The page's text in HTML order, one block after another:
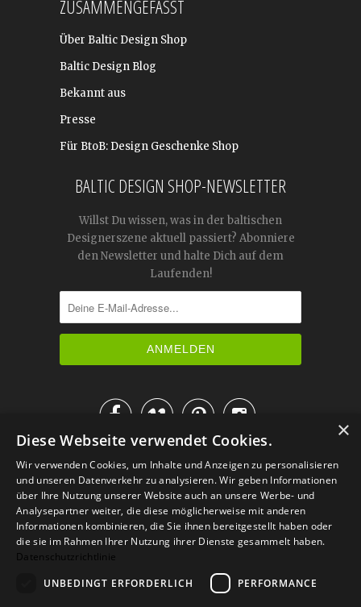
ZUSAMMENGEFASST
Über Baltic Design Shop
Baltic Design Blog
Bekannt aus
Presse
Für BtoB: Design Geschenke Shop
BALTIC DESIGN SHOP-NEWSLETTER
Willst Du wissen, was in der baltischen
Designerszene aktuell passiert? Abonniere
den Newsletter und halte Dich auf dem
Laufenden!

IM KATALOG BLÄTTERN
×
Diese Webseite verwendet Cookies.
Wir verwenden Cookies, um Inhalte und Anzeigen zu personalisieren
und unseren Datenverkehr zu analysieren. Wir geben Informationen
über Ihre Nutzung unserer Website auch an unsere Werbe- und
Analysepartner weiter, die diese möglicherweise mit anderen
Informationen kombinieren, die Sie ihnen bereitgestellt haben oder
die sie im Rahmen Ihrer Nutzung ihrer Dienste gesammelt haben.
Datenschutzrichtlinie
UNBEDINGT ERFORDERLICH
PERFORMANCE